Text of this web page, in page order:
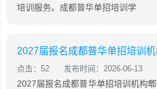
培训服务。成都普华单招培训学
2027届报名成都普华单招培训
点击：52 发布时间：2026-06-13
2027届报名成都普华单招培训机构